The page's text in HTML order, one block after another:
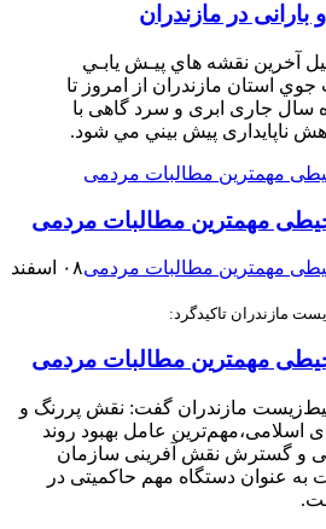
در مازندران
آخرین نقشه هاي پيـش يابـي
استان مازندران از امروز تا
ماه سال جاری ابری و سرد گاهی با
ناپایداری پيش ‏بيني مي‏ شود.
مهمترین مطالبات مردمی
۰۸ اسفند
مازندران تاکید‌گرد:
مهمترین مطالبات مردمی
مازندران گفت: نقش پررنگ و
عامل بهبود روند
و گسترش نقش آفرینی سازمان
عنوان دستگاه مهم حاکمیتی در